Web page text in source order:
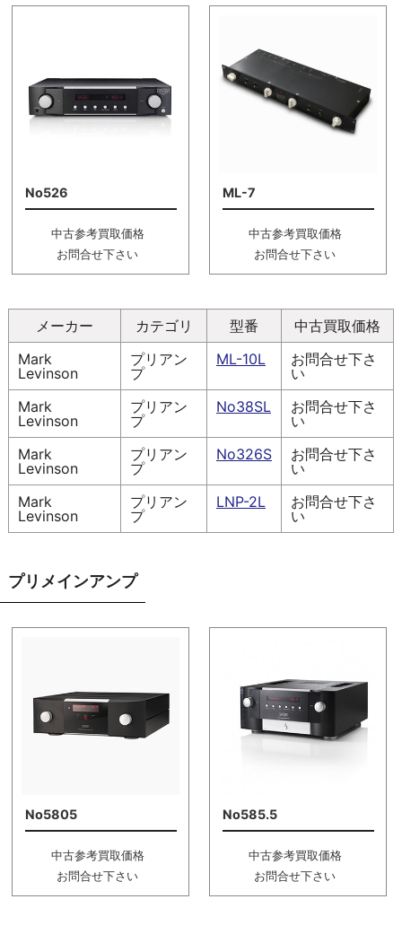
No526
中古参考買取価格
お問合せ下さい
ML-7
中古参考買取価格
お問合せ下さい
メーカー カテゴリ 型番
中古買取価格
Mark
Levinson
プリアン
プ
ML-10L
お問合せ下さ
い
Mark
Levinson
プリアン
プ
No38SL
お問合せ下さ
い
Mark
Levinson
プリアン
プ
No326S
お問合せ下さ
い
Mark
Levinson
プリアン
プ
LNP-2L
お問合せ下さ
い
プリメインアンプ
No5805
中古参考買取価格
お問合せ下さい
No585.5
中古参考買取価格
お問合せ下さい